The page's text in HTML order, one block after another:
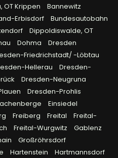
OT Krippen
Bannewitz
Erbisdorf
Bundesautobahn
Dippoldiswalde, OT
Dohma
Dresden
Friedrichstadt/ -Löbtau
Hellerau
Dresden-
Dresden-Neugruna
Dresden-Prohlis
Einsiedel
Freiberg Freital
Freital-
Freital-Wurgwitz
Gablenz
Großröhrsdorf
Hartenstein
Hartmannsdorf